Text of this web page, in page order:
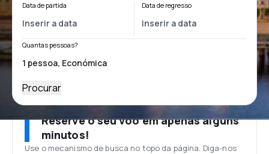
Data de partida Data de regresso
Quantas pessoas?
Procurar
Reserve o seu voo em apenas alguns
minutos!
Use o mecanismo de busca no topo da página. Diga-nos